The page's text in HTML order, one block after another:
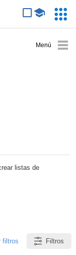
listas de
filtros Filtros